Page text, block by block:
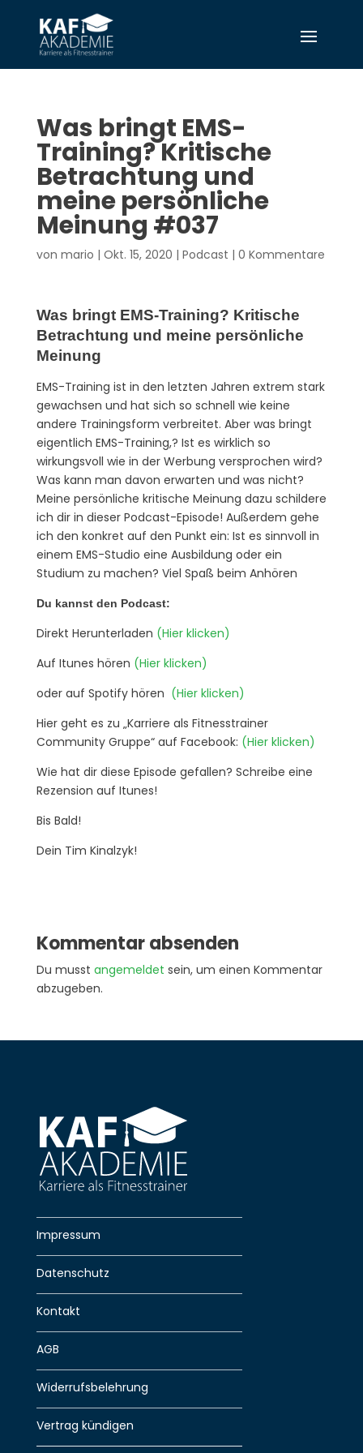
Was bringt EMS-
Training? Kritische
Betrachtung und
meine persönliche
Meinung #037
von mario | Okt. 15, 2020 | Podcast | 0 Kommentare
Was bringt EMS-Training? Kritische
Betrachtung und meine persönliche
Meinung
EMS-Training ist in den letzten Jahren extrem stark
gewachsen und hat sich so schnell wie keine
andere Trainingsform verbreitet. Aber was bringt
eigentlich EMS-Training,? Ist es wirklich so
wirkungsvoll wie in der Werbung versprochen wird?
Was kann man davon erwarten und was nicht?
Meine persönliche kritische Meinung dazu schildere
ich dir in dieser Podcast-Episode! Außerdem gehe
ich den konkret auf den Punkt ein: Ist es sinnvoll in
einem EMS-Studio eine Ausbildung oder ein
Studium zu machen? Viel Spaß beim Anhören
Du kannst den Podcast:
Direkt Herunterladen (Hier klicken)
Auf Itunes hören (Hier klicken)
oder auf Spotify hören (Hier klicken)
Hier geht es zu „Karriere als Fitnesstrainer
Community Gruppe“ auf Facebook: (Hier klicken)
Wie hat dir diese Episode gefallen? Schreibe eine
Rezension auf Itunes!
Bis Bald!
Dein Tim Kinalzyk!
Kommentar absenden
Du musst angemeldet sein, um einen Kommentar
abzugeben.
Impressum
Datenschutz
Kontakt
AGB
Widerrufsbelehrung
Vertrag kündigen